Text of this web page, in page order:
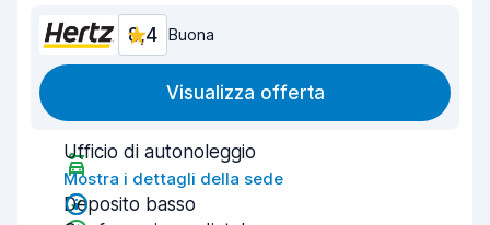
8,4 Buona
Visualizza offerta
Ufficio di autonoleggio
Mostra i dettagli della sede
Deposito basso